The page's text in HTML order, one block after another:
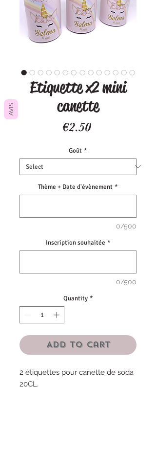
Etiquette x2 mini
canette
€2.50Price
Goût *
Thème + Date d'évènement *
0/500
Inscription souhaitée *
0/500
Quantity *
Add to Cart
2 étiquettes pour canette de soda
20CL.
AVIS